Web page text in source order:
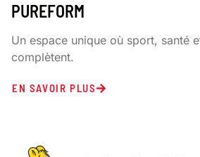
PUREFORM
Un espace unique où sport, santé
complètent.
EN SAVOIR PLUS